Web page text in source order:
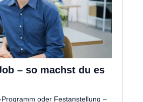
– so machst du es
oder Festanstellung –